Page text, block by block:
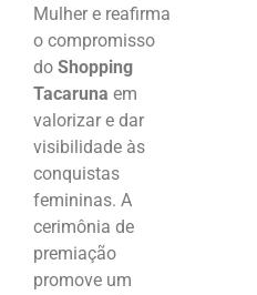
Mulher e reafirma
o compromisso
do Shopping
Tacaruna em
valorizar e dar
visibilidade às
conquistas
femininas. A
cerimônia de
premiação
promove um